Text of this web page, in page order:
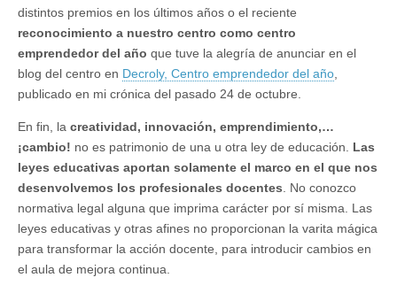
distintos premios en los últimos años o el reciente
reconocimiento a nuestro centro como centro
emprendedor del año que tuve la alegría de anunciar en el
blog del centro en Decroly, Centro emprendedor del año
publicado en mi crónica del pasado 24 de octubre.
En fin, la creatividad, innovación, emprendimiento,…
¡cambio! no es patrimonio de una u otra ley de educación. Las
leyes educativas aportan solamente el marco en el que nos
desenvolvemos los profesionales docentes . No conozco
normativa legal alguna que imprima carácter por sí misma. Las
leyes educativas y otras afines no proporcionan la varita mágica
para transformar la acción docente, para introducir cambios en
el aula de mejora continua.